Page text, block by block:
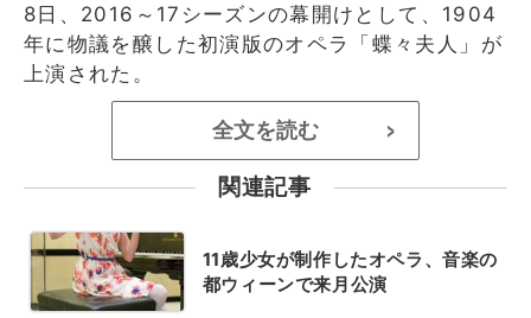
8日、2016～17シーズンの幕開けとして、1904
年に物議を醸した初演版のオペラ「蝶々夫人」が
上演された。
全文を読む >
関連記事
11歳少女が制作したオペラ、音楽の
都ウィーンで来月公演